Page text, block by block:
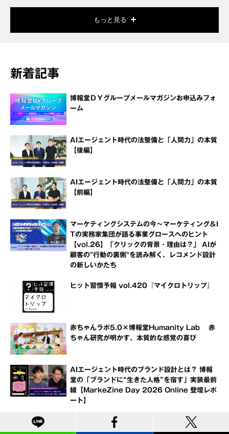
もっと見る
新着記事
博報堂ＤＹグループメールマガジンお申込みフォ
ーム
AIエージェント時代の法整備と「人間力」の本質
【後編】
AIエージェント時代の法整備と「人間力」の本質
【前編】
マーケティングシステムの今～マーケティング＆I
Tの実務家集団が語る事業グロースへのヒント
【vol.26】「クリックの背景・理由は？」 AIが
顧客の"行動の裏側"を読み解く、レコメンド設計
の新しいかたち
ヒット習慣予報 vol.420『マイクロトリップ』
赤ちゃんラボ5.0×博報堂Humanity Lab 赤
ちゃん研究が明かす、本質的な感覚の喜び
AIエージェント時代のブランド設計とは？ 博報
堂の「ブランドに“生きた人格”を宿す」実装最前
線【MarkeZine Day 2026 Online 登壇レポ
ート】
情報収集の入り口が激変するAI時代 FWD生命が
仕掛ける「認知形成」の現在地